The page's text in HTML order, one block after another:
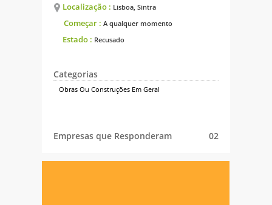
Localização : Lisboa, Sintra
Começar : A qualquer momento
Estado : Recusado
Categorias
Obras Ou Construções Em Geral
Empresas que Responderam 02